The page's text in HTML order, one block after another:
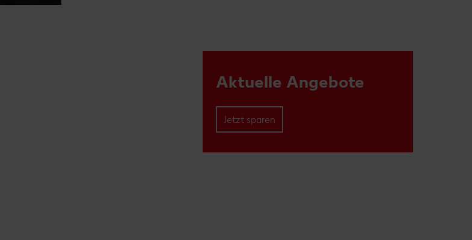
Aktuelle Angebote
Jetzt sparen